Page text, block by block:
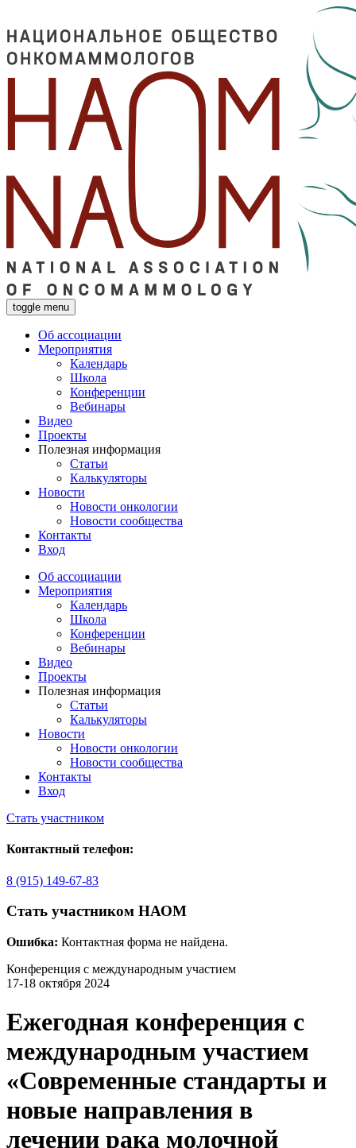
toggle menu
Об ассоциации
Мероприятия
Календарь
Школа
Конференции
Вебинары
Видео
Проекты
Полезная информация
Статьи
Калькуляторы
Новости
Новости онкологии
Новости сообщества
Контакты
Вход
Об ассоциации
Мероприятия
Календарь
Школа
Конференции
Вебинары
Видео
Проекты
Полезная информация
Статьи
Калькуляторы
Новости
Новости онкологии
Новости сообщества
Контакты
Вход
Стать участником
Контактный телефон:
8 (915) 149-67-83
Стать участником НАОМ
Ошибка: Контактная форма не найдена.
Конференция с международным участием
17-18 октября 2024
Ежегодная конференция с
международным участием
«Современные стандарты и
новые направления в
лечении рака молочной